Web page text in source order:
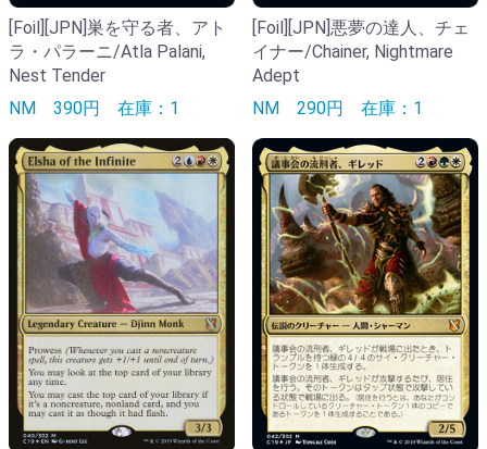
[Foil][JPN]巣を守る者、アト
ラ・パラーニ/Atla Palani,
Nest Tender
NM 390円 在庫：1
[Foil][JPN]悪夢の達人、チェ
イナー/Chainer, Nightmare
Adept
NM 290円 在庫：1